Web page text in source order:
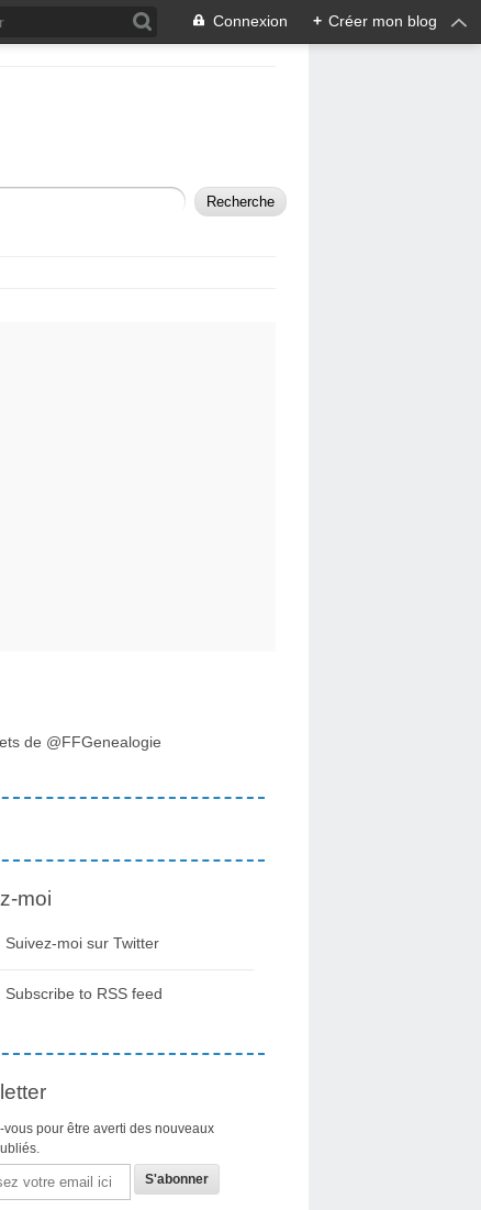
Connexion + Créer mon blog
de @FFGenealogie
moi
Suivez-moi sur Twitter
Subscribe to RSS feed
vous pour être averti des nouveaux